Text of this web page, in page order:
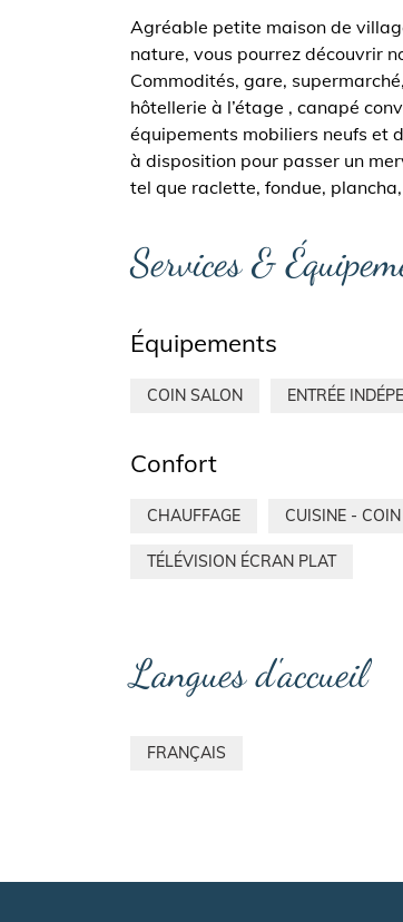
Agréable petite maison de
nature, vous pourrez découvrir
Commodités, gare,
hôtellerie à l’étage , canapé
équipements mobiliers neufs et
à disposition pour passer un
tel que raclette, fondue,
Services &
Équipements
COIN SALON ENTRÉE
Confort
CHAUFFAGE CUISINE -
TÉLÉVISION ÉCRAN PLAT
Langues d'accueil
FRANÇAIS